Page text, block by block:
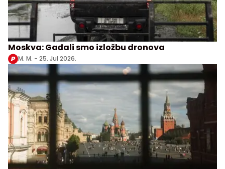
Moskva: Gađali smo izložbu dronova
M. M. - 25. Jul 2026.